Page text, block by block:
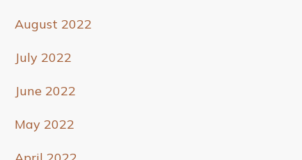
August 2022
July 2022
June 2022
May 2022